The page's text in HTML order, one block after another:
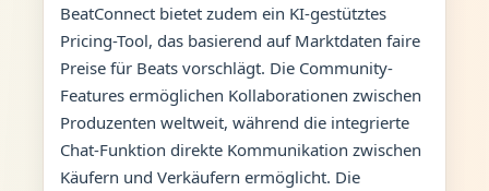
BeatConnect bietet zudem ein KI-gestütztes
Pricing-Tool, das basierend auf Marktdaten faire
Preise für Beats vorschlägt. Die Community-
Features ermöglichen Kollaborationen zwischen
Produzenten weltweit, während die integrierte
Chat-Funktion direkte Kommunikation zwischen
Käufern und Verkäufern ermöglicht. Die